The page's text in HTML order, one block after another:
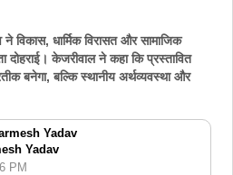
विकास, धार्मिक विरासत और सामाजिक
दोहराई। केजरीवाल ने कहा कि प्रस्तावित
बनेगा, बल्कि स्थानीय अर्थव्यवस्था और
Yadav
Yadav
PM